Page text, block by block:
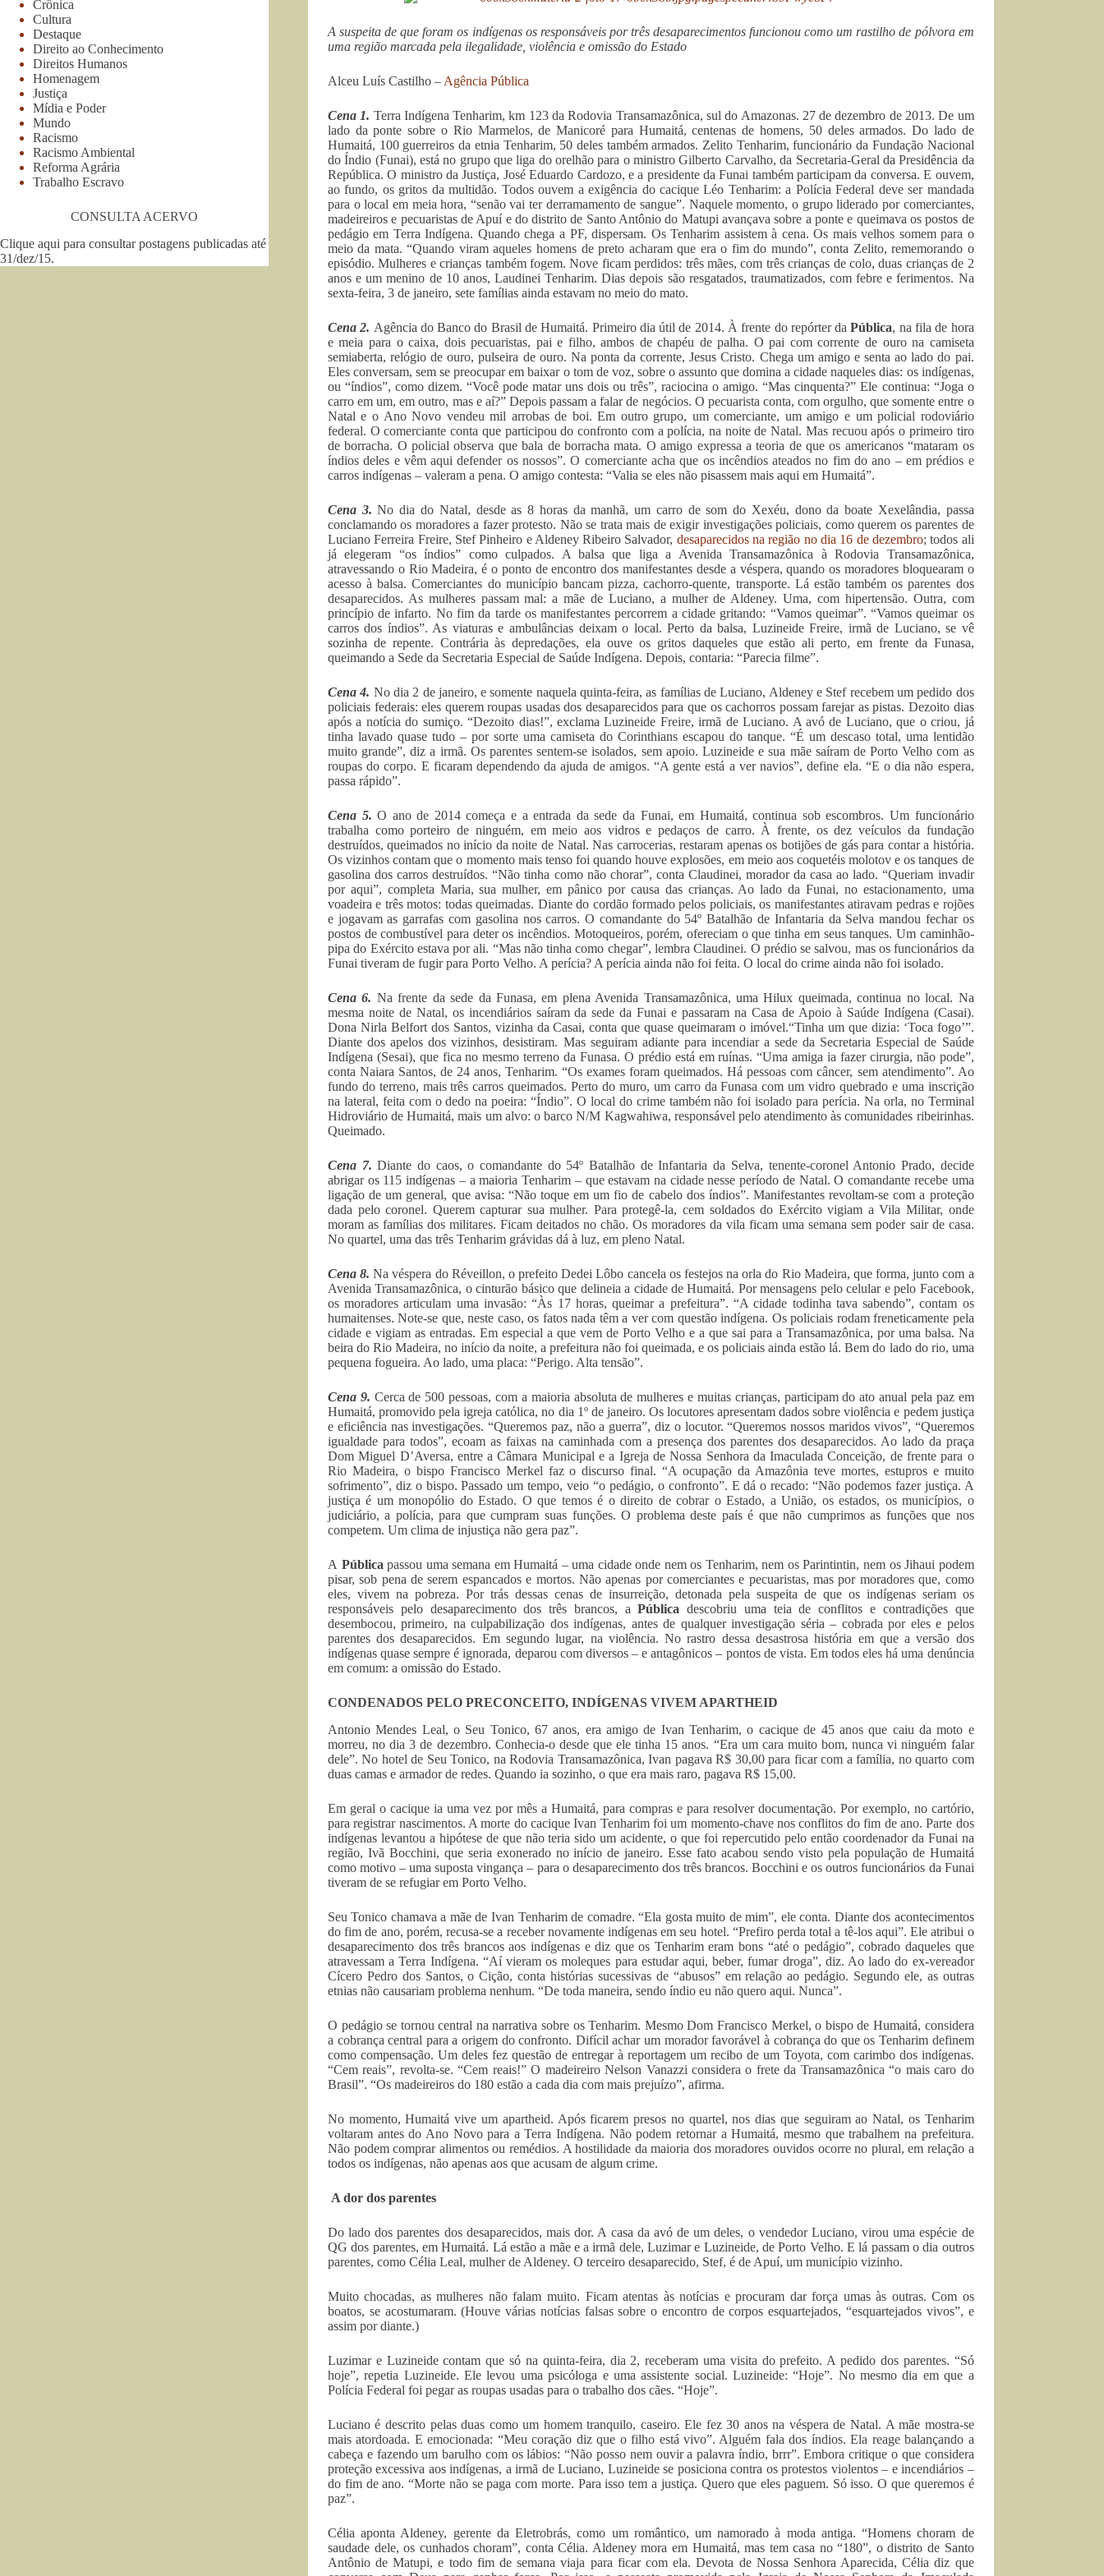
A suspeita de que foram os indígenas os responsáveis por três desaparecimentos funcionou como um rastilho de pólvora em
uma região marcada pela ilegalidade, violência e omissão do Estado
Alceu Luís Castilho – Agência Pública
Cena 1. Terra Indígena Tenharim, km 123 da Rodovia Transamazônica, sul do Amazonas. 27 de dezembro de 2013. De um
lado da ponte sobre o Rio Marmelos, de Manicoré para Humaitá, centenas de homens, 50 deles armados. Do lado de
Humaitá, 100 guerreiros da etnia Tenharim, 50 deles também armados. Zelito Tenharim, funcionário da Fundação Nacional
do Índio (Funai), está no grupo que liga do orelhão para o ministro Gilberto Carvalho, da Secretaria-Geral da Presidência da
República. O ministro da Justiça, José Eduardo Cardozo, e a presidente da Funai também participam da conversa. E ouvem,
ao fundo, os gritos da multidão. Todos ouvem a exigência do cacique Léo Tenharim: a Polícia Federal deve ser mandada
para o local em meia hora, “senão vai ter derramamento de sangue”. Naquele momento, o grupo liderado por comerciantes,
madeireiros e pecuaristas de Apuí e do distrito de Santo Antônio do Matupi avançava sobre a ponte e queimava os postos de
pedágio em Terra Indígena. Quando chega a PF, dispersam. Os Tenharim assistem à cena. Os mais velhos somem para o
meio da mata. “Quando viram aqueles homens de preto acharam que era o fim do mundo”, conta Zelito, rememorando o
episódio. Mulheres e crianças também fogem. Nove ficam perdidos: três mães, com três crianças de colo, duas crianças de 2
anos e um menino de 10 anos, Laudinei Tenharim. Dias depois são resgatados, traumatizados, com febre e ferimentos. Na
sexta-feira, 3 de janeiro, sete famílias ainda estavam no meio do mato.
Cena 2. Agência do Banco do Brasil de Humaitá. Primeiro dia útil de 2014. À frente do repórter daPública, na fila de hora
e meia para o caixa, dois pecuaristas, pai e filho, ambos de chapéu de palha. O pai com corrente de ouro na camiseta
semiaberta, relógio de ouro, pulseira de ouro. Na ponta da corrente, Jesus Cristo. Chega um amigo e senta ao lado do pai.
Eles conversam, sem se preocupar em baixar o tom de voz, sobre o assunto que domina a cidade naqueles dias: os indígenas,
ou “índios”, como dizem. “Você pode matar uns dois ou três”, raciocina o amigo. “Mas cinquenta?” Ele continua: “Joga o
carro em um, em outro, mas e aí?” Depois passam a falar de negócios. O pecuarista conta, com orgulho, que somente entre o
Natal e o Ano Novo vendeu mil arrobas de boi. Em outro grupo, um comerciante, um amigo e um policial rodoviário
federal. O comerciante conta que participou do confronto com a polícia, na noite de Natal. Mas recuou após o primeiro tiro
de borracha. O policial observa que bala de borracha mata. O amigo expressa a teoria de que os americanos “mataram os
índios deles e vêm aqui defender os nossos”. O comerciante acha que os incêndios ateados no fim do ano – em prédios e
carros indígenas – valeram a pena. O amigo contesta: “Valia se eles não pisassem mais aqui em Humaitá”.
Cena 3. No dia do Natal, desde as 8 horas da manhã, um carro de som do Xexéu, dono da boate Xexelândia, passa
conclamando os moradores a fazer protesto. Não se trata mais de exigir investigações policiais, como querem os parentes de
Luciano Ferreira Freire, Stef Pinheiro e Aldeney Ribeiro Salvador, desaparecidos na região no dia 16 de dezembro; todos ali
já elegeram “os índios” como culpados. A balsa que liga a Avenida Transamazônica à Rodovia Transamazônica,
atravessando o Rio Madeira, é o ponto de encontro dos manifestantes desde a véspera, quando os moradores bloquearam o
acesso à balsa. Comerciantes do município bancam pizza, cachorro-quente, transporte. Lá estão também os parentes dos
desaparecidos. As mulheres passam mal: a mãe de Luciano, a mulher de Aldeney. Uma, com hipertensão. Outra, com
princípio de infarto. No fim da tarde os manifestantes percorrem a cidade gritando: “Vamos queimar”. “Vamos queimar os
carros dos índios”. As viaturas e ambulâncias deixam o local. Perto da balsa, Luzineide Freire, irmã de Luciano, se vê
sozinha de repente. Contrária às depredações, ela ouve os gritos daqueles que estão ali perto, em frente da Funasa,
queimando a Sede da Secretaria Especial de Saúde Indígena. Depois, contaria: “Parecia filme”.
Cena 4. No dia 2 de janeiro, e somente naquela quinta-feira, as famílias de Luciano, Aldeney e Stef recebem um pedido dos
policiais federais: eles querem roupas usadas dos desaparecidos para que os cachorros possam farejar as pistas. Dezoito dias
após a notícia do sumiço. “Dezoito dias!”, exclama Luzineide Freire, irmã de Luciano. A avó de Luciano, que o criou, já
tinha lavado quase tudo – por sorte uma camiseta do Corinthians escapou do tanque. “É um descaso total, uma lentidão
muito grande”, diz a irmã. Os parentes sentem-se isolados, sem apoio. Luzineide e sua mãe saíram de Porto Velho com as
roupas do corpo. E ficaram dependendo da ajuda de amigos. “A gente está a ver navios”, define ela. “E o dia não espera,
passa rápido”.
Cena 5. O ano de 2014 começa e a entrada da sede da Funai, em Humaitá, continua sob escombros. Um funcionário
trabalha como porteiro de ninguém, em meio aos vidros e pedaços de carro. À frente, os dez veículos da fundação
destruídos, queimados no início da noite de Natal. Nas carrocerias, restaram apenas os botijões de gás para contar a história.
Os vizinhos contam que o momento mais tenso foi quando houve explosões, em meio aos coquetéis molotov e os tanques de
gasolina dos carros destruídos. “Não tinha como não chorar”, conta Claudinei, morador da casa ao lado. “Queriam invadir
por aqui”, completa Maria, sua mulher, em pânico por causa das crianças. Ao lado da Funai, no estacionamento, uma
voadeira e três motos: todas queimadas. Diante do cordão formado pelos policiais, os manifestantes atiravam pedras e rojões
e jogavam as garrafas com gasolina nos carros. O comandante do 54º Batalhão de Infantaria da Selva mandou fechar os
postos de combustível para deter os incêndios. Motoqueiros, porém, ofereciam o que tinha em seus tanques. Um caminhão-
pipa do Exército estava por ali. “Mas não tinha como chegar”, lembra Claudinei. O prédio se salvou, mas os funcionários da
Funai tiveram de fugir para Porto Velho. A perícia? A perícia ainda não foi feita. O local do crime ainda não foi isolado.
Cena 6. Na frente da sede da Funasa, em plena Avenida Transamazônica, uma Hilux queimada, continua no local. Na
mesma noite de Natal, os incendiários saíram da sede da Funai e passaram na Casa de Apoio à Saúde Indígena (Casai).
Dona Nirla Belfort dos Santos, vizinha da Casai, conta que quase queimaram o imóvel.“Tinha um que dizia: ‘Toca fogo’”.
Diante dos apelos dos vizinhos, desistiram. Mas seguiram adiante para incendiar a sede da Secretaria Especial de Saúde
Indígena (Sesai), que fica no mesmo terreno da Funasa. O prédio está em ruínas. “Uma amiga ia fazer cirurgia, não pode”,
conta Naiara Santos, de 24 anos, Tenharim. “Os exames foram queimados. Há pessoas com câncer, sem atendimento”. Ao
fundo do terreno, mais três carros queimados. Perto do muro, um carro da Funasa com um vidro quebrado e uma inscrição
na lateral, feita com o dedo na poeira: “Índio”. O local do crime também não foi isolado para perícia. Na orla, no Terminal
Hidroviário de Humaitá, mais um alvo: o barco N/M Kagwahiwa, responsável pelo atendimento às comunidades ribeirinhas.
Queimado.
Cena 7. Diante do caos, o comandante do 54º Batalhão de Infantaria da Selva, tenente-coronel Antonio Prado, decide
abrigar os 115 indígenas – a maioria Tenharim – que estavam na cidade nesse período de Natal. O comandante recebe uma
ligação de um general, que avisa: “Não toque em um fio de cabelo dos índios”. Manifestantes revoltam-se com a proteção
dada pelo coronel. Querem capturar sua mulher. Para protegê-la, cem soldados do Exército vigiam a Vila Militar, onde
moram as famílias dos militares. Ficam deitados no chão. Os moradores da vila ficam uma semana sem poder sair de casa.
No quartel, uma das três Tenharim grávidas dá à luz, em pleno Natal.
Cena 8. Na véspera do Réveillon, o prefeito Dedei Lôbo cancela os festejos na orla do Rio Madeira, que forma, junto com a
Avenida Transamazônica, o cinturão básico que delineia a cidade de Humaitá. Por mensagens pelo celular e pelo Facebook,
os moradores articulam uma invasão: “Às 17 horas, queimar a prefeitura”. “A cidade todinha tava sabendo”, contam os
humaitenses. Note-se que, neste caso, os fatos nada têm a ver com questão indígena. Os policiais rodam freneticamente pela
cidade e vigiam as entradas. Em especial a que vem de Porto Velho e a que sai para a Transamazônica, por uma balsa. Na
beira do Rio Madeira, no início da noite, a prefeitura não foi queimada, e os policiais ainda estão lá. Bem do lado do rio, uma
pequena fogueira. Ao lado, uma placa: “Perigo. Alta tensão”.
Cena 9. Cerca de 500 pessoas, com a maioria absoluta de mulheres e muitas crianças, participam do ato anual pela paz em
Humaitá, promovido pela igreja católica, no dia 1º de janeiro. Os locutores apresentam dados sobre violência e pedem justiça
e eficiência nas investigações. “Queremos paz, não a guerra”, diz o locutor. “Queremos nossos maridos vivos”, “Queremos
igualdade para todos”, ecoam as faixas na caminhada com a presença dos parentes dos desaparecidos. Ao lado da praça
Dom Miguel D’Aversa, entre a Câmara Municipal e a Igreja de Nossa Senhora da Imaculada Conceição, de frente para o
Rio Madeira, o bispo Francisco Merkel faz o discurso final. “A ocupação da Amazônia teve mortes, estupros e muito
sofrimento”, diz o bispo. Passado um tempo, veio “o pedágio, o confronto”. E dá o recado: “Não podemos fazer justiça. A
justiça é um monopólio do Estado. O que temos é o direito de cobrar o Estado, a União, os estados, os municípios, o
judiciário, a polícia, para que cumpram suas funções. O problema deste país é que não cumprimos as funções que nos
competem. Um clima de injustiça não gera paz”.
A Pública passou uma semana em Humaitá – uma cidade onde nem os Tenharim, nem os Parintintin, nem os Jihaui podem
pisar, sob pena de serem espancados e mortos. Não apenas por comerciantes e pecuaristas, mas por moradores que, como
eles, vivem na pobreza. Por trás dessas cenas de insurreição, detonada pela suspeita de que os indígenas seriam os
responsáveis pelo desaparecimento dos três brancos, aPública descobriu uma teia de conflitos e contradições que
desembocou, primeiro, na culpabilização dos indígenas, antes de qualquer investigação séria – cobrada por eles e pelos
parentes dos desaparecidos. Em segundo lugar, na violência. No rastro dessa desastrosa história em que a versão dos
indígenas quase sempre é ignorada, deparou com diversos – e antagônicos – pontos de vista. Em todos eles há uma denúncia
em comum: a omissão do Estado.
CONDENADOS PELO PRECONCEITO, INDÍGENAS VIVEM APARTHEID
Antonio Mendes Leal, o Seu Tonico, 67 anos, era amigo de Ivan Tenharim, o cacique de 45 anos que caiu da moto e
morreu, no dia 3 de dezembro. Conhecia-o desde que ele tinha 15 anos. “Era um cara muito bom, nunca vi ninguém falar
dele”. No hotel de Seu Tonico, na Rodovia Transamazônica, Ivan pagava R$ 30,00 para ficar com a família, no quarto com
duas camas e armador de redes. Quando ia sozinho, o que era mais raro, pagava R$ 15,00.
Em geral o cacique ia uma vez por mês a Humaitá, para compras e para resolver documentação. Por exemplo, no cartório,
para registrar nascimentos. A morte do cacique Ivan Tenharim foi um momento-chave nos conflitos do fim de ano. Parte dos
indígenas levantou a hipótese de que não teria sido um acidente, o que foi repercutido pelo então coordenador da Funai na
região, Ivã Bocchini, que seria exonerado no início de janeiro. Esse fato acabou sendo visto pela população de Humaitá
como motivo – uma suposta vingança – para o desaparecimento dos três brancos. Bocchini e os outros funcionários da Funai
tiveram de se refugiar em Porto Velho.
Seu Tonico chamava a mãe de Ivan Tenharim de comadre. “Ela gosta muito de mim”, ele conta. Diante dos acontecimentos
do fim de ano, porém, recusa-se a receber novamente indígenas em seu hotel. “Prefiro perda total a tê-los aqui”. Ele atribui o
desaparecimento dos três brancos aos indígenas e diz que os Tenharim eram bons “até o pedágio”, cobrado daqueles que
atravessam a Terra Indígena. “Aí vieram os moleques para estudar aqui, beber, fumar droga”, diz. Ao lado do ex-vereador
Cícero Pedro dos Santos, o Cição, conta histórias sucessivas de “abusos” em relação ao pedágio. Segundo ele, as outras
etnias não causariam problema nenhum. “De toda maneira, sendo índio eu não quero aqui. Nunca”.
O pedágio se tornou central na narrativa sobre os Tenharim. Mesmo Dom Francisco Merkel, o bispo de Humaitá, considera
a cobrança central para a origem do confronto. Difícil achar um morador favorável à cobrança do que os Tenharim definem
como compensação. Um deles fez questão de entregar à reportagem um recibo de um Toyota, com carimbo dos indígenas.
“Cem reais”, revolta-se. “Cem reais!” O madeireiro Nelson Vanazzi considera o frete da Transamazônica “o mais caro do
Brasil”. “Os madeireiros do 180 estão a cada dia com mais prejuízo”, afirma.
No momento, Humaitá vive um apartheid. Após ficarem presos no quartel, nos dias que seguiram ao Natal, os Tenharim
voltaram antes do Ano Novo para a Terra Indígena. Não podem retornar a Humaitá, mesmo que trabalhem na prefeitura.
Não podem comprar alimentos ou remédios. A hostilidade da maioria dos moradores ouvidos ocorre no plural, em relação a
todos os indígenas, não apenas aos que acusam de algum crime.
A dor dos parentes
Do lado dos parentes dos desaparecidos, mais dor. A casa da avó de um deles, o vendedor Luciano, virou uma espécie de
QG dos parentes, em Humaitá. Lá estão a mãe e a irmã dele, Luzimar e Luzineide, de Porto Velho. E lá passam o dia outros
parentes, como Célia Leal, mulher de Aldeney. O terceiro desaparecido, Stef, é de Apuí, um município vizinho.
Muito chocadas, as mulheres não falam muito. Ficam atentas às notícias e procuram dar força umas às outras. Com os
boatos, se acostumaram. (Houve várias notícias falsas sobre o encontro de corpos esquartejados, “esquartejados vivos”, e
assim por diante.)
Luzimar e Luzineide contam que só na quinta-feira, dia 2, receberam uma visita do prefeito. A pedido dos parentes. “Só
hoje”, repetia Luzineide. Ele levou uma psicóloga e uma assistente social. Luzineide: “Hoje”. No mesmo dia em que a
Polícia Federal foi pegar as roupas usadas para o trabalho dos cães. “Hoje”.
Luciano é descrito pelas duas como um homem tranquilo, caseiro. Ele fez 30 anos na véspera de Natal. A mãe mostra-se
mais atordoada. E emocionada: “Meu coração diz que o filho está vivo”. Alguém fala dos índios. Ela reage balançando a
cabeça e fazendo um barulho com os lábios: “Não posso nem ouvir a palavra índio, brrr”. Embora critique o que considera
proteção excessiva aos indígenas, a irmã de Luciano, Luzineide se posiciona contra os protestos violentos – e incendiários –
do fim de ano. “Morte não se paga com morte. Para isso tem a justiça. Quero que eles paguem. Só isso. O que queremos é
paz”.
Célia aponta Aldeney, gerente da Eletrobrás, como um romântico, um namorado à moda antiga. “Homens choram de
saudade dele, os cunhados choram”, conta Célia. Aldeney mora em Humaitá, mas tem casa no “180”, o distrito de Santo
Antônio de Matupi, e todo fim de semana viaja para ficar com ela. Devota de Nossa Senhora Aparecida, Célia diz que
Crônica
Cultura
Destaque
Direito ao Conhecimento
Direitos Humanos
Homenagem
Justiça
Mídia e Poder
Mundo
Racismo
Racismo Ambiental
Reforma Agrária
Trabalho Escravo
CONSULTA ACERVO
Clique aqui para consultar postagens publicadas até
31/dez/15.